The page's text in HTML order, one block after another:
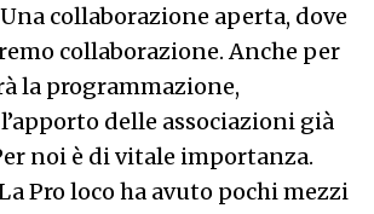
collaborazione aperta, dove
collaborazione. Anche per
la programmazione,
delle associazioni già
noi è di vitale importanza.
Pro loco ha avuto pochi mezzi